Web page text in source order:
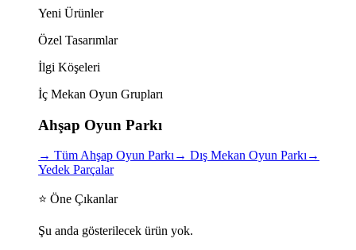
Yeni Ürünler
Özel Tasarımlar
İlgi Köşeleri
İç Mekan Oyun Grupları
Ahşap Oyun Parkı
→ Tüm Ahşap Oyun Parkı→ Dış Mekan Oyun Parkı→
Yedek Parçalar
⭐ Öne Çıkanlar
Şu anda gösterilecek ürün yok.